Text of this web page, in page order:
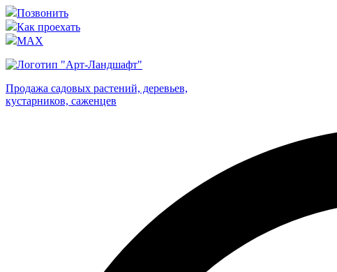
Позвонить
Как проехать
MAX
Продажа садовых растений, деревьев,
кустарников, саженцев